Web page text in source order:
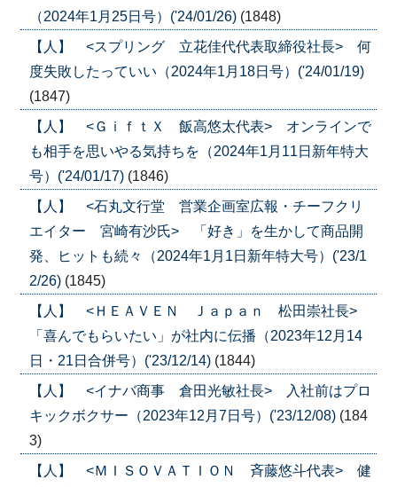
（2024年1月25日号）('24/01/26) (1848)
【人】 <スプリング 立花佳代代表取締役社長> 何
度失敗したっていい（2024年1月18日号）('24/01/19)
(1847)
【人】 <ＧｉｆｔＸ 飯高悠太代表> オンラインで
も相手を思いやる気持ちを（2024年1月11日新年特大
号）('24/01/17) (1846)
【人】 <石丸文行堂 営業企画室広報・チーフクリ
エイター 宮崎有沙氏> 「好き」を生かして商品開
発、ヒットも続々（2024年1月1日新年特大号）('23/1
2/26) (1845)
【人】 <ＨＥＡＶＥＮ Ｊａｐａｎ 松田崇社長>
「喜んでもらいたい」が社内に伝播（2023年12月14
日・21日合併号）('23/12/14) (1844)
【人】 <イナバ商事 倉田光敏社長> 入社前はプロ
キックボクサー（2023年12月7日号）('23/12/08) (184
3)
【人】 <ＭＩＳＯＶＡＴＩＯＮ 斉藤悠斗代表> 健